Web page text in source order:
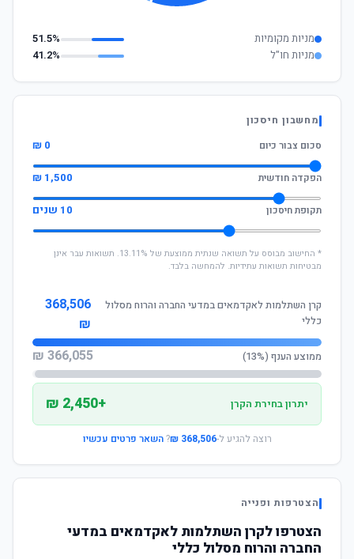
מניות מקומיות
51.5%
מניות חו"ל
41.2%
מחשבון חיסכון
סכום צבור כיום
0 ₪
הפקדה חודשית 1,500 ₪
תקופת חיסכון 10 שנים
* החישוב מבוסס על תשואה שנתית ממוצעת של 13.11%. תשואות עבר אינן
מבטיחות תשואות עתידיות. להמחשה בלבד.
קרן השתלמות לאקדמאים במדעי החברה והרוח מסלול
כללי
368,506
₪
ממוצע הענף (13%) 366,055 ₪
יתרון בחירת הקרן +2,450 ₪
רוצה להגיע ל-368,506 ₪
?השאר פרטים עכשיו
הצטרפות ופנייה
הצטרפו לקרן השתלמות לאקדמאים במדעי
החברה והרוח מסלול כללי